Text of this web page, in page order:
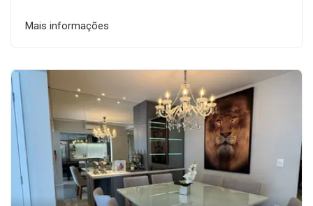
Mais informações